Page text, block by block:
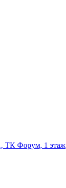
ТК Форум, 1 этаж